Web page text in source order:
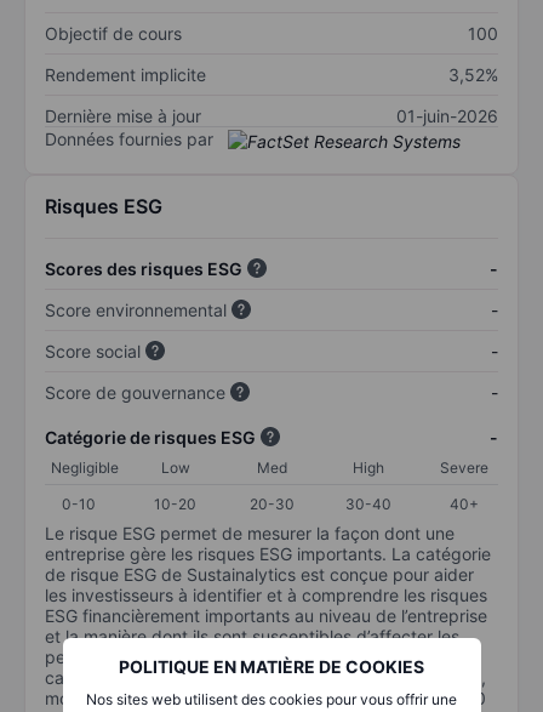
POLITIQUE EN MATIÈRE DE COOKIES
Nos sites web utilisent des cookies pour vous offrir une
Objectif de cours
100
Rendement implicite
3,52%
Dernière mise à jour
01-juin-2026
Données fournies par
Risques ESG
Scores des risques ESG
-
Score environnemental
-
Score social
-
Score de gouvernance
-
Catégorie de risques ESG -
Negligible Low Med High
Severe
0-10
10-20 20-30 30-40 40+
Le risque ESG permet de mesurer la façon dont une
entreprise gère les risques ESG importants. La catégorie
de risque ESG de Sustainalytics est conçue pour aider
les investisseurs à identifier et à comprendre les risques
ESG financièrement importants au niveau de l’entreprise
et la manière dont ils sont susceptibles d’affecter les
performances à long terme des investissements en
capital. L’échelle va de 0 à 100. Plus le risque est faible,
moins il est important (0 équivaut à aucun risque et 100